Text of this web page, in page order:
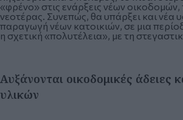
«φρένο» στις ενάρξεις νέων οικοδομών,
νεοτέρας. Συνεπώς, θα υπάρξει και νέα
παραγωγή νέων κατοικιών, σε μια
η σχετική «πολυτέλεια», με τη
Αυξάνονται οικοδομικές άδειες
υλικών